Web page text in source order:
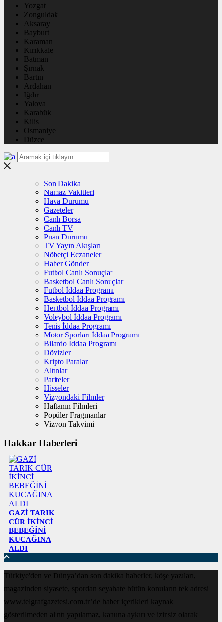
Yozgat
Zonguldak
Aksaray
Bayburt
Karaman
Kırıkkale
Batman
Şırnak
Bartın
Ardahan
Iğdır
Yalova
Karabük
Kilis
Osmaniye
Düzce
Son Dakika
Namaz Vakitleri
Hava Durumu
Gazeteler
Canlı Borsa
Canlı TV
Puan Durumu
TV Yayın Akışları
Nöbetçi Eczaneler
Haber Gönder
Futbol Canlı Sonuçlar
Basketbol Canlı Sonuçlar
Futbol İddaa Programı
Basketbol İddaa Programı
Hentbol İddaa Programı
Voleybol İddaa Programı
Tenis İddaa Programı
Motor Sporları İddaa Programı
Bilardo İddaa Programı
Dövizler
Kripto Paralar
Altınlar
Pariteler
Hisseler
Vizyondaki Filmler
Haftanın Filmleri
Popüler Fragmanlar
Vizyon Takvimi
Hakkar Haberleri
GAZİ TARIK
CÜR İKİNCİ
BEBEĞİNİ
KUCAĞINA
ALDI
Türkiye'den ve Dünya’dan son dakika haberler, köşe yazıları,
magazinden siyasete, spordan seyahate bütün konuların tek adresi
www.telgrafgazetesi.com.tr’de haber içerikleri kaynak
gösterilmeden alıntı yapılamaz, kanuna aykırı ve izinsiz olarak